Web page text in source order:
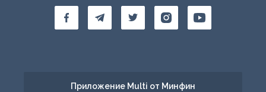
Приложение Multi от Минфин